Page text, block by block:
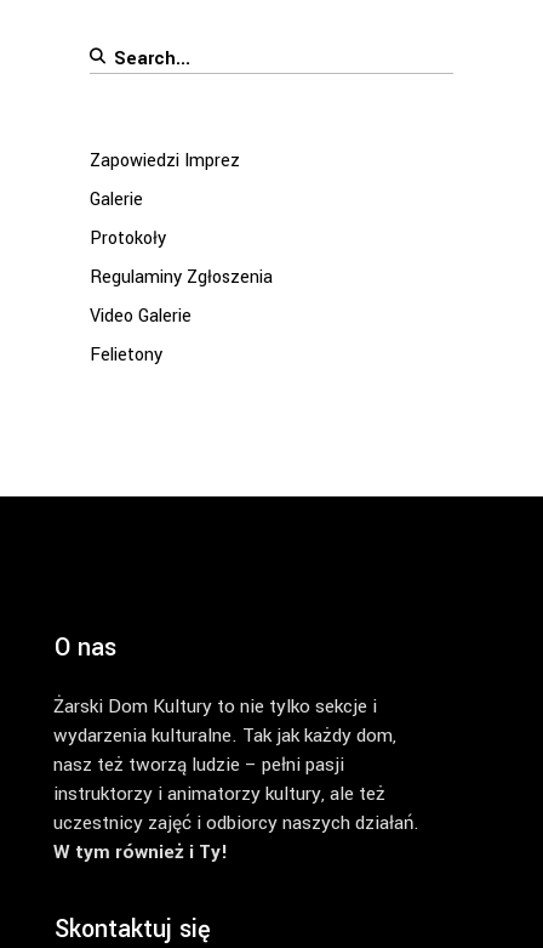
Search
Zapowiedzi Imprez
Galerie
Protokoły
Regulaminy Zgłoszenia
Video Galerie
Felietony
O nas
Żarski Dom Kultury to nie tylko sekcje i
wydarzenia kulturalne. Tak jak każdy dom,
nasz też tworzą ludzie – pełni pasji
instruktorzy i animatorzy kultury, ale też
uczestnicy zajęć i odbiorcy naszych działań.
W tym również i Ty!
Skontaktuj się